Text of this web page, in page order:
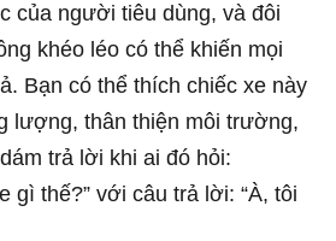
của người tiêu dùng, và đôi
khéo léo có thể khiến mọi
Bạn có thể thích chiếc xe này
lượng, thân thiện môi trường,
trả lời khi ai đó hỏi:
gì thế?” với câu trả lời: “À, tôi